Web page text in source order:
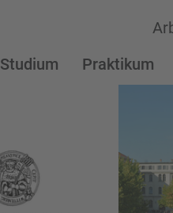
Studium Praktikum